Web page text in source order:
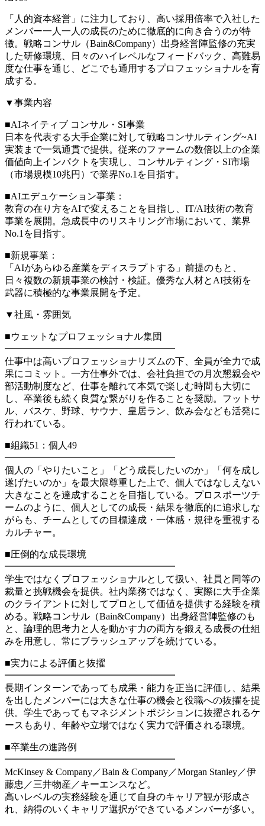
「人的資本経営」に注力しており、高い採用倍率で入社した
メンバー一人一人の成長のために徹底的に向き合うのが特
徴。戦略コンサル（Bain&Company）出身経営陣監修の充実
した研修環境、日々のハイレベルなフィードバック、高難易
度な仕事を通じ、どこでも通用するプロフェッショナルを育
成する。
▼事業内容
■AIネイティブ コンサル・SI事業
日本を代表する大手企業に対して戦略コンサルティング~AI
実装まで一気通貫で提供。従来のファームの数倍以上の企業
価値向上インパクトを実現し、コンサルティング・SI市場
（市場規模10兆円）で業界No.1を目指す。
■AIエデュケーション事業：
教育の在り方をAIで変えることを目指し、IT/AI技術の教育
事業を展開。急成長中のリスキリング市場において、業界
No.1を目指す。
■新規事業：
「AIがあらゆる産業をディスラプトする」前提のもと、
日々複数の新規事業の検討・検証。優秀な人材とAI技術を
武器に積極的な事業展開を予定。
▼社風・雰囲気
■ウェットなプロフェッショナル集団
━━━━━━━━━━━━━━━━━━
仕事中は高いプロフェッショナリズムの下、全員が全力で成
果にコミット。一方仕事外では、会社負担での月次懇親会や
部活動制度など、仕事を離れて本気で楽しむ時間も大切に
し、卒業後も続く良質な繋がりを作ることを奨励。フットサ
ル、バスケ、野球、サウナ、皇居ラン、飲み会なども活発に
行われている。
■組織51：個人49
━━━━━━━━━━━━━━━━━━
個人の「やりたいこと」「どう成長したいのか」「何を成し
遂げたいのか」を最大限尊重した上で、個人ではなしえない
大きなことを達成することを目指している。プロスポーツチ
ームのように、個人としての成長・結果を徹底的に追求しな
がらも、チームとしての目標達成・一体感・規律を重視する
カルチャー。
■圧倒的な成長環境
━━━━━━━━━━━━━━━━━━
学生ではなくプロフェッショナルとして扱い、社員と同等の
裁量と挑戦機会を提供。社内業務ではなく、実際に大手企業
のクライアントに対してプロとして価値を提供する経験を積
める。戦略コンサル（Bain&Company）出身経営陣監修のも
と、論理的思考力と人を動かす力の両方を鍛える成長の仕組
みを用意し、常にブラッシュアップを続けている。
■実力による評価と抜擢
━━━━━━━━━━━━━━━━━━
長期インターンであっても成果・能力を正当に評価し、結果
を出したメンバーには大きな仕事の機会と役職への抜擢を提
供。学生であってもマネジメントポジションに抜擢されるケ
ースもあり、年齢や立場ではなく実力で評価される環境。
■卒業生の進路例
━━━━━━━━━━━━━━━━━━
McKinsey & Company／Bain & Company／Morgan Stanley／伊
藤忠／三井物産／キーエンスなど。
高いレベルの実務経験を通じて自身のキャリア観が形成さ
れ、納得のいくキャリア選択ができているメンバーが多い。